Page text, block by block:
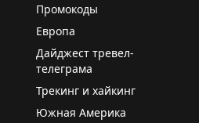
снова отложена. Хотя
на запуск в конце 2026
относительно этого срока.
американской ESTA и
разрешение на
разрешения составит 20
Промокоды
Европа
Дайджест тревел-
телеграма
Трекинг и хайкинг
Южная Америка